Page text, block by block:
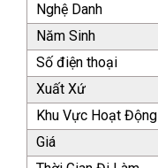
Nghệ Danh
Năm Sinh
Số điện thoại
Xuất Xứ
Khu Vực Hoạt Động
Giá